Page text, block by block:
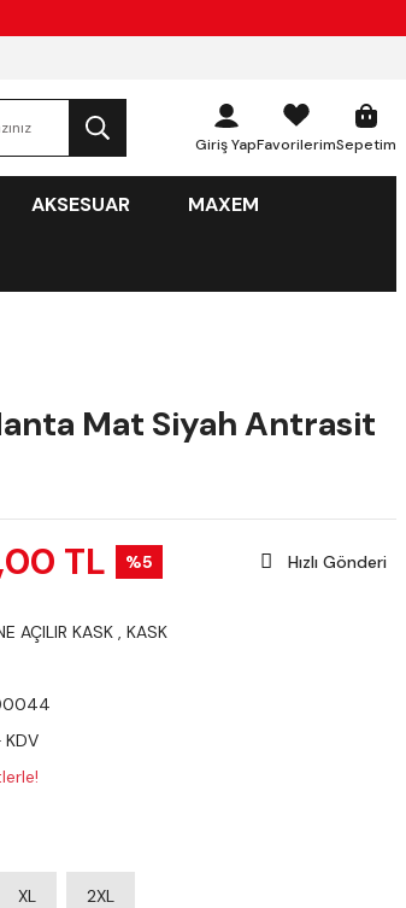
Giriş YapFavorilerimSepetim
AKSESUAR MAXEM
Mat Siyah Antrasit
TL %5 Hızlı Gönderi
AÇILIR KASK , KASK
KDV
XL 2XL